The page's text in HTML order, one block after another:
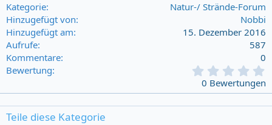
Kategorie
Natur-/ Strände-Forum
Hinzugefügt von
Nobbi
Hinzugefügt am
15. Dezember 2016
Aufrufe
587
Kommentare
0
Bewertung
0
0
0 Bewertungen
Teile diese Kategorie